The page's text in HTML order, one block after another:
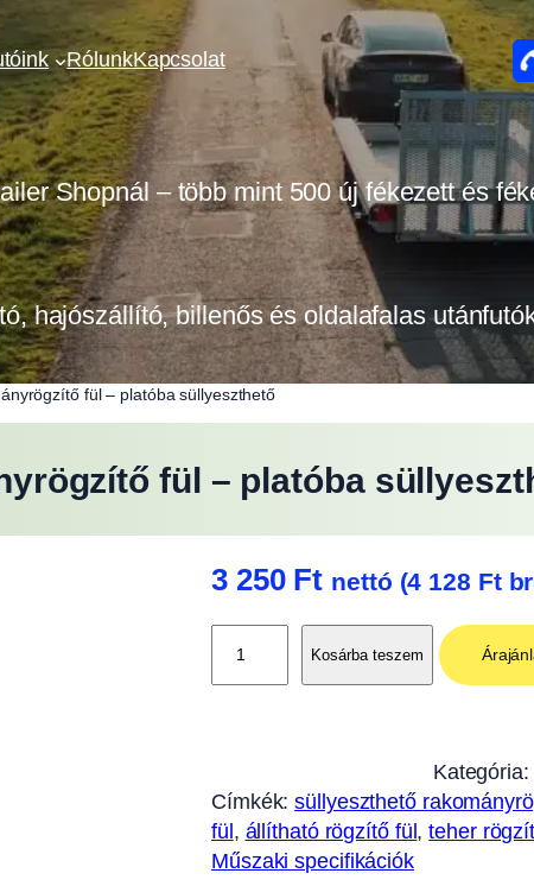
RólunkKapcsolat
Shopnál – több mint 500 új fékezett és
hajószállító, billenős és oldalafalas
fül – platóba süllyeszthető
fül – platóba
3 250 Ft nettó (4 128 Ft
s
z
t
Kosárba teszem
Kategória:
Címkék:süllyeszthető
fül, állítható rögzítő fül, teher
Műszaki specifikációk